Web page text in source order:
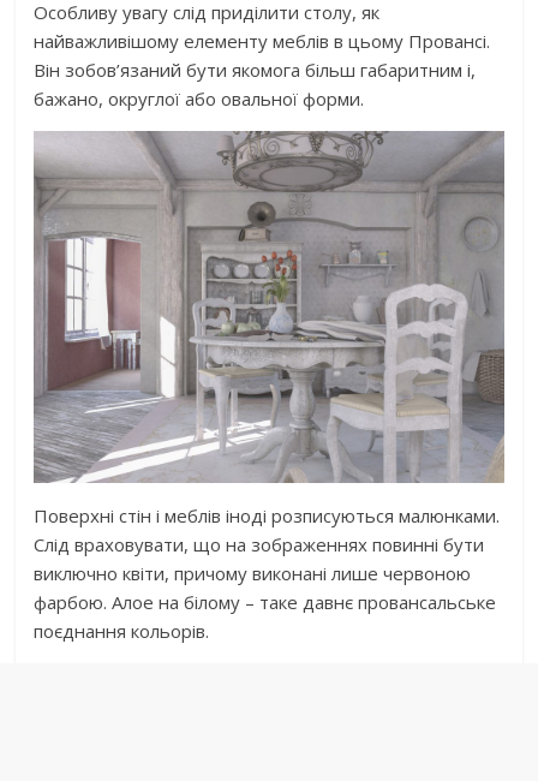
Особливу увагу слід приділити столу, як
найважливішому елементу меблів в цьому Провансі.
Він зобов’язаний бути якомога більш габаритним і,
бажано, округлої або овальної форми.
Поверхні стін і меблів іноді розписуються малюнками.
Слід враховувати, що на зображеннях повинні бути
виключно квіти, причому виконані лише червоною
фарбою. Алое на білому – таке давнє провансальське
поєднання кольорів.